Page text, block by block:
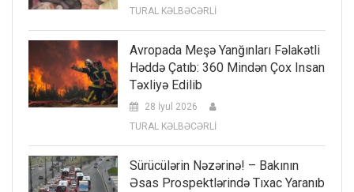
TURAL KƏLBƏCƏRLİ
Avropada Meşə Yanğınları Fəlakətli
Həddə Çatıb: 360 Mindən Çox Insan
Təxliyə Edilib
28 İyul 2026
TURAL KƏLBƏCƏRLİ
Sürücülərin Nəzərinə! – Bakının
Əsas Prospektlərində Tıxac Yaranıb